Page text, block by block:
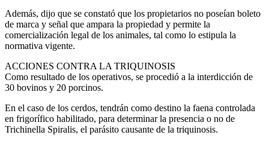
Además, dijo que se constató que los propietarios no poseían boleto
de marca y señal que ampara la propiedad y permite la
comercialización legal de los animales, tal como lo estipula la
normativa vigente.
ACCIONES CONTRA LA TRIQUINOSIS
Como resultado de los operativos, se procedió a la interdicción de
30 bovinos y 20 porcinos.
En el caso de los cerdos, tendrán como destino la faena controlada
en frigorífico habilitado, para determinar la presencia o no de
Trichinella Spiralis, el parásito causante de la triquinosis.